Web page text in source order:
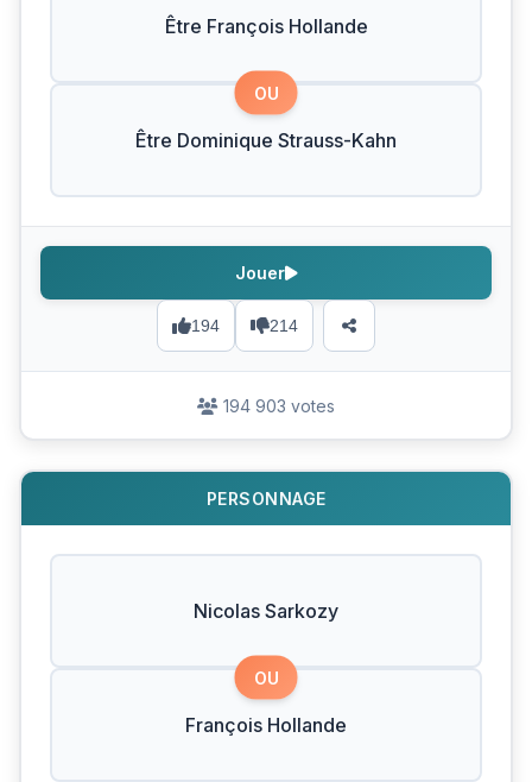
Être François Hollande
OU
Être Dominique Strauss-Kahn
194 214
Jouer
194 903 votes
PERSONNAGE
Nicolas Sarkozy
OU
François Hollande